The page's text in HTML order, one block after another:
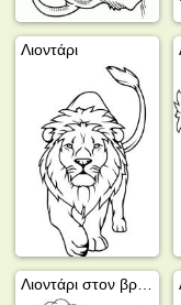
Λιοντάρι